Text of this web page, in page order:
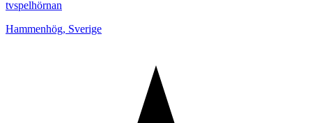
tvspelhörnan
Hammenhög, Sverige